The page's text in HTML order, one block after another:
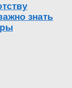
знать